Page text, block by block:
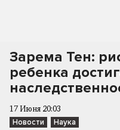
Зарема Тен:
ребенка
17 Июня 20:03
Новости Наука